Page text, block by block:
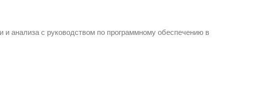
анализа с руководством по программному обеспечению в